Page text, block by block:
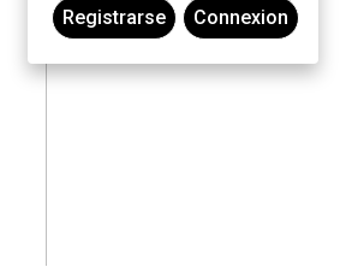
Registrarse Connexion